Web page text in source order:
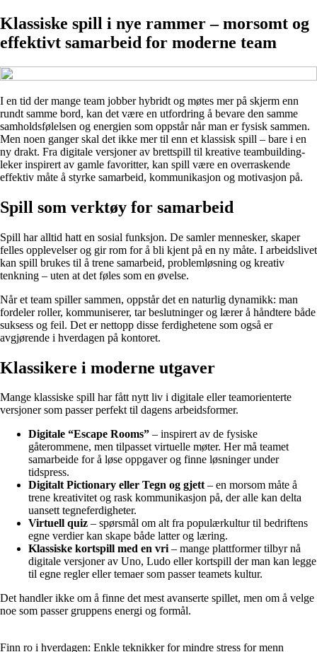
Klassiske spill i nye rammer – morsomt og
effektivt samarbeid for moderne team
I en tid der mange team jobber hybridt og møtes mer på skjerm enn
rundt samme bord, kan det være en utfordring å bevare den samme
samholdsfølelsen og energien som oppstår når man er fysisk sammen.
Men noen ganger skal det ikke mer til enn et klassisk spill – bare i en
ny drakt. Fra digitale versjoner av brettspill til kreative teambuilding-
leker inspirert av gamle favoritter, kan spill være en overraskende
effektiv måte å styrke samarbeid, kommunikasjon og motivasjon på.
Spill som verktøy for samarbeid
Spill har alltid hatt en sosial funksjon. De samler mennesker, skaper
felles opplevelser og gir rom for å bli kjent på en ny måte. I arbeidslivet
kan spill brukes til å trene samarbeid, problemløsning og kreativ
tenkning – uten at det føles som en øvelse.
Når et team spiller sammen, oppstår det en naturlig dynamikk: man
fordeler roller, kommuniserer, tar beslutninger og lærer å håndtere både
suksess og feil. Det er nettopp disse ferdighetene som også er
avgjørende i hverdagen på kontoret.
Klassikere i moderne utgaver
Mange klassiske spill har fått nytt liv i digitale eller teamorienterte
versjoner som passer perfekt til dagens arbeidsformer.
Digitale “Escape Rooms” – inspirert av de fysiske
gåterommene, men tilpasset virtuelle møter. Her må teamet
samarbeide for å løse oppgaver og finne løsninger under
tidspress.
Digitalt Pictionary eller Tegn og gjett– en morsom måte å
trene kreativitet og rask kommunikasjon på, der alle kan delta
uansett tegneferdigheter.
Virtuell quiz – spørsmål om alt fra populærkultur til bedriftens
egne verdier kan skape både latter og læring.
Klassiske kortspill med en vri– mange plattformer tilbyr nå
digitale versjoner av Uno, Ludo eller kortspill der man kan legge
til egne regler eller temaer som passer teamets kultur.
Det handler ikke om å finne det mest avanserte spillet, men om å velge
noe som passer gruppens energi og formål.
Finn ro i hverdagen: Enkle teknikker for mindre stress for menn